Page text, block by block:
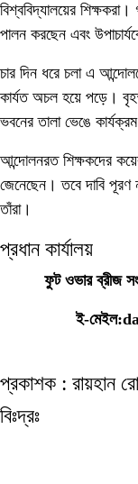
বিশ্ববিদ্যালয়ের
পালন করছেন এবং
চার দিন ধরে চলা এ
কার্যত অচল হয়ে পড়ে।
ভবনের তালা ভেঙে
আন্দোলনরত শিক্ষকদের
জেনেছেন। তবে দাবি পূরণ
তাঁরা।
প্রধান কার্যালয়
ফুট ওভার ব্রীজ
ই-
প্রকাশক : রায়হান
বিঃদ্রঃ